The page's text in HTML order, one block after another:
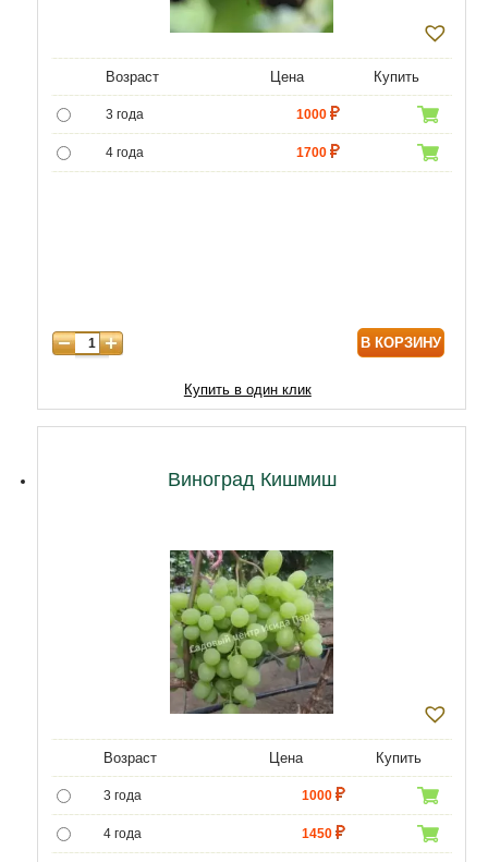
Возраст Цена Купить
3 года 1000
4 года 1700
В КОРЗИНУ
Купить в один клик
Виноград Кишмиш
Возраст Цена Купить
3 года 1000
4 года 1450